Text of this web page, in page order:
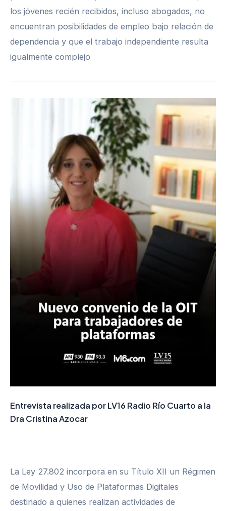
los jóvenes recién recibidos, incluso abogados, no
encuentran posibilidades de empleo bajo relación de
dependencia y que el trabajo independiente resulta
igualmente complejo
Entrevista realizada por LV16 Radio Río Cuarto a la
Dra Cristina Azocar
La Ley 27.802 incorpora en su Título XII un Régimen
de Movilidad y Uso de Plataformas Digitales
destinado a quienes realizan actividades de